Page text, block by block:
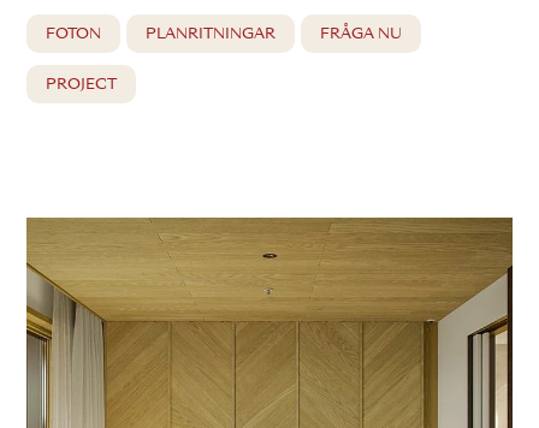
FOTON PLANRITNINGAR FRÅGA NU
PROJECT